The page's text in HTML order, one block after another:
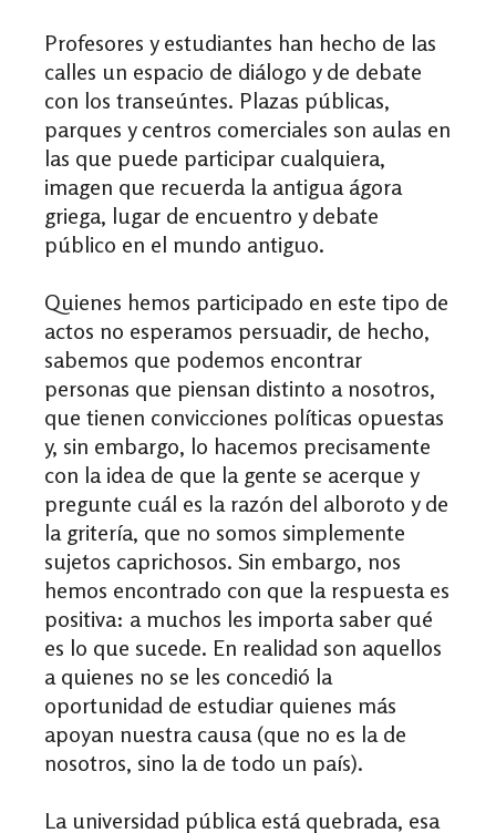
Profesores y estudiantes han hecho de las
calles un espacio de diálogo y de debate
con los transeúntes. Plazas públicas,
parques y centros comerciales son aulas en
las que puede participar cualquiera,
imagen que recuerda la antigua ágora
griega, lugar de encuentro y debate
público en el mundo antiguo.
Quienes hemos participado en este tipo de
actos no esperamos persuadir, de hecho,
sabemos que podemos encontrar
personas que piensan distinto a nosotros,
que tienen convicciones políticas opuestas
y, sin embargo, lo hacemos precisamente
con la idea de que la gente se acerque y
pregunte cuál es la razón del alboroto y de
la gritería, que no somos simplemente
sujetos caprichosos. Sin embargo, nos
hemos encontrado con que la respuesta es
positiva: a muchos les importa saber qué
es lo que sucede. En realidad son aquellos
a quienes no se les concedió la
oportunidad de estudiar quienes más
apoyan nuestra causa (que no es la de
nosotros, sino la de todo un país).
La universidad pública está quebrada, esa